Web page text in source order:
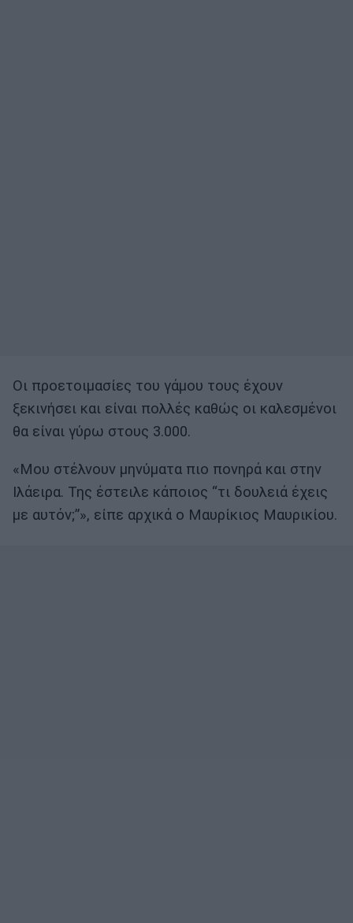
Οι προετοιμασίες του γάμου τους έχουν
ξεκινήσει και είναι πολλές καθώς οι καλεσμένοι
θα είναι γύρω στους 3.000.
«Μου στέλνουν μηνύματα πιο πονηρά και στην
Ιλάειρα. Της έστειλε κάποιος “τι δουλειά έχεις
με αυτόν;”», είπε αρχικά ο Μαυρίκιος Μαυρικίου.